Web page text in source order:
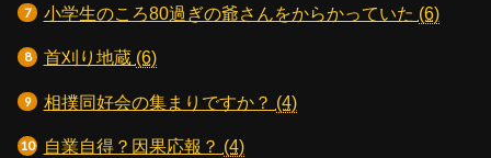
小学生のころ80過ぎの爺さんをからかっていた (6)
首刈り地蔵 (6)
相撲同好会の集まりですか？ (4)
自業自得？因果応報？ (4)